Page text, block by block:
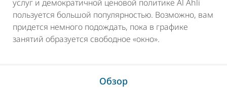
услуг и демократичной ценовой политике Al Ahli
пользуется большой популярностью. Возможно, вам
придется немного подождать, пока в графике
занятий образуется свободное «окно».
Обзор